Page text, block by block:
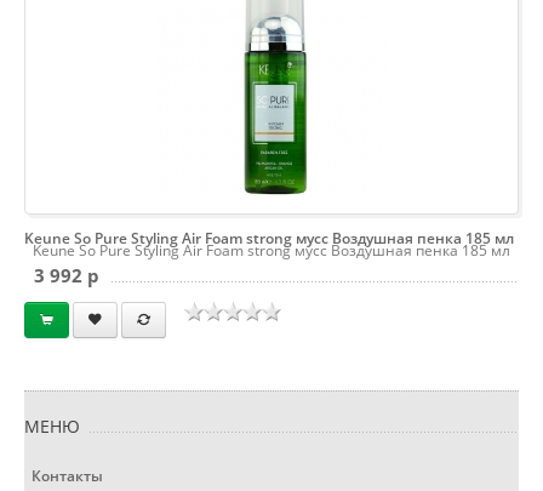
Keune So Pure Styling Air Foam strong мусс Воздушная пенка 185 мл
Keune So Pure Styling Air Foam strong мусс Воздушная пенка 185 мл
3 992 p
МЕНЮ
Контакты